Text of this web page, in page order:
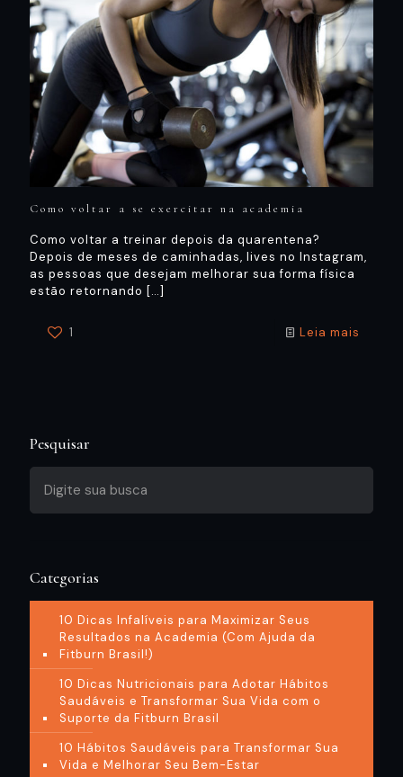
Como voltar a se exercitar na academia
Como voltar a treinar depois da quarentena?
Depois de meses de caminhadas, lives no Instagram,
as pessoas que desejam melhorar sua forma física
estão retornando […]
1 Leia mais
Pesquisar
Categorias
10 Dicas Infalíveis para Maximizar Seus
Resultados na Academia (Com Ajuda da
Fitburn Brasil!)
10 Dicas Nutricionais para Adotar Hábitos
Saudáveis e Transformar Sua Vida com o
Suporte da Fitburn Brasil
10 Hábitos Saudáveis para Transformar Sua
Vida e Melhorar Seu Bem-Estar